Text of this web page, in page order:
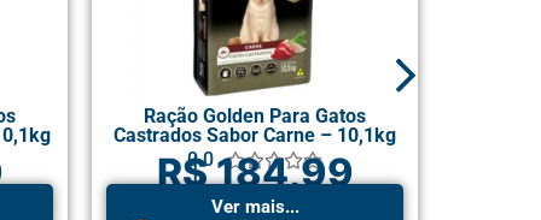
Ração Golden Para Gatos
Castrados Sabor Carne – 10,1kg
0.0

R$ 184,99
Ver mais...